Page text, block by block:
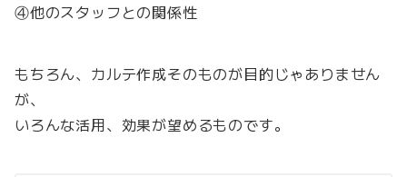
④他のスタッフとの関係性
もちろん、カルテ作成そのものが目的じゃありません
が、
いろんな活用、効果が望めるものです。